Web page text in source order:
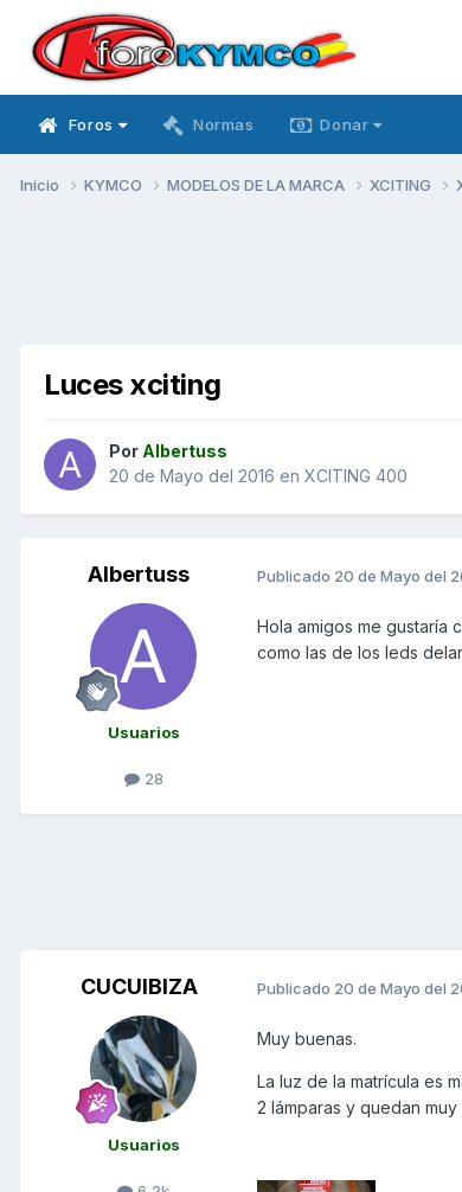
Foros Normas Donar
Inicio KYMCO MODELOS DE LA MARCA XCITING
Luces xciting
Por Albertuss
20 de Mayo del 2016 en XCITING 400
Albertuss
Usuarios
28
Publicado 20 de Mayo del
Hola amigos me gustaría
como las de los leds
CUCUIBIZA
Usuarios
Publicado 20 de Mayo del
Muy buenas.
La luz de la matrícula es
2 lámparas y quedan